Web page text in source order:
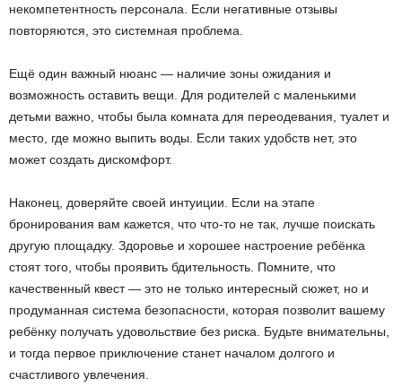
некомпетентность персонала. Если негативные отзывы
повторяются, это системная проблема.
Ещё один важный нюанс — наличие зоны ожидания и
возможность оставить вещи. Для родителей с маленькими
детьми важно, чтобы была комната для переодевания, туалет и
место, где можно выпить воды. Если таких удобств нет, это
может создать дискомфорт.
Наконец, доверяйте своей интуиции. Если на этапе
бронирования вам кажется, что что-то не так, лучше поискать
другую площадку. Здоровье и хорошее настроение ребёнка
стоят того, чтобы проявить бдительность. Помните, что
качественный квест — это не только интересный сюжет, но и
продуманная система безопасности, которая позволит вашему
ребёнку получать удовольствие без риска. Будьте внимательны,
и тогда первое приключение станет началом долгого и
счастливого увлечения.